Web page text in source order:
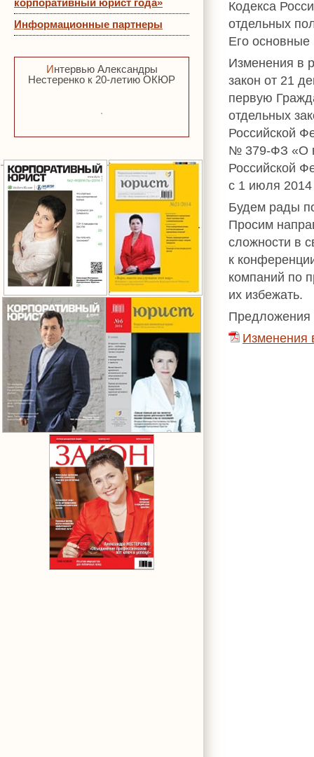
корпоративный юрист года»
Информационные партнеры
Интервью Александры
Нестеренко к 20-летию ОКЮР
Кодекса
отдельных
Его основные
Изменения в
закон от 21
первую
отдельных
Российской
№ 379-ФЗ «О
Российской
с 1 июля 2014
Будем рады
Просим
сложности в
к
компаний по
их избежать.
Предложения
Изменения